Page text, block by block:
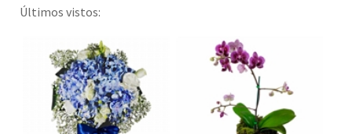
Últimos vistos: